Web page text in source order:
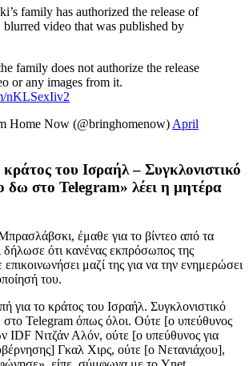
family has authorized the release of
blurred video that was published by
family does not authorize the release
or any images from it.
nKLSexIiv2
Home Now (@bringhomenow) April
του Ισραήλ – Συγκλονιστικό
δω στο Telegram» λέει η μητέρα
έμαθε για το βίντεο από τα
δήλωσε ότι κανένας εκπρόσωπος της
μαζί της για να την ενημερώσει
του.
για το κράτος του Ισραήλ. Συγκλονιστικό
στο Telegram όπως όλοι. Ούτε [ο υπεύθυνος
IDF Νιτζάν Αλόν, ούτε [ο υπεύθυνος για
Γκαλ Χιρς, ούτε [ο Νετανιάχου],